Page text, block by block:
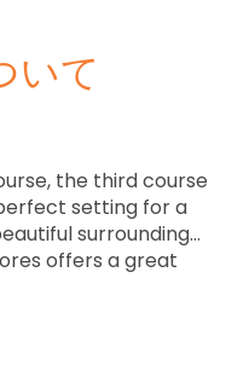
いて
the third course
setting for a
surroundings
offers a great
The classical-
and the most
that require
skills. Tramores